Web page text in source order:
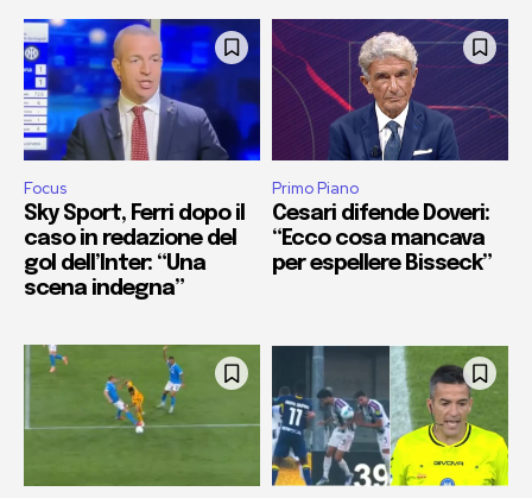
Focus
Sky Sport, Ferri dopo il
caso in redazione del
gol dell’Inter: “Una
scena indegna”
Primo Piano
Cesari difende Doveri:
“Ecco cosa mancava
per espellere Bisseck”